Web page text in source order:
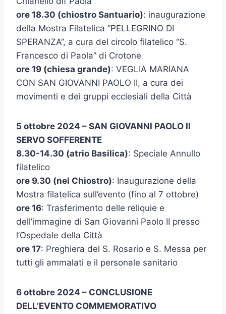
ore 18.30 (chiostro Santuario): inaugurazione
della Mostra Filatelica “PELLEGRINO DI
SPERANZA”, a cura del circolo filatelico “S.
Francesco di Paola” di Crotone
ore 19 (chiesa grande): VEGLIA MARIANA
CON SAN GIOVANNI PAOLO II, a cura dei
movimenti e dei gruppi ecclesiali della Città
5 ottobre 2024 – SAN GIOVANNI PAOLO II
SERVO SOFFERENTE
8.30-14.30 (atrio Basilica): Speciale Annullo
filatelico
ore 9.30 (nel Chiostro): Inaugurazione della
Mostra filatelica sull’evento (fino al 7 ottobre)
ore 16: Trasferimento delle reliquie e
dell’immagine di San Giovanni Paolo II presso
l’Ospedale della Città
ore 17: Preghiera del S. Rosario e S. Messa per
tutti gli ammalati e il personale sanitario
6 ottobre 2024 – CONCLUSIONE
DELL’EVENTO COMMEMORATIVO